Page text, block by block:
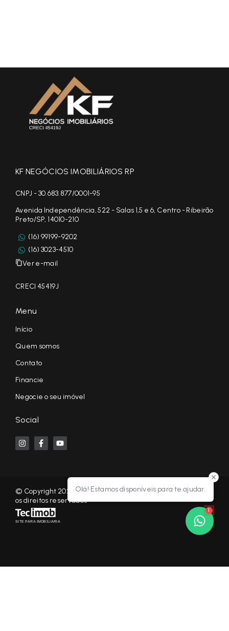
Olá! Estamos disponíveis para te ajudar.
1
KF NEGÓCIOS IMOBILIÁRIOS RP
CNPJ - 30.683.877/0001-95
Avenida Independência, 522 - Salas 1,5 e 6, Centro - Ribeirão
Preto/SP, 14010-210
(16) 99199-9202
(16) 3023-4510
Ver e-mail
CRECI 45419J
Menu
Início
Quem somos
Contato
Financie
Negocie o seu imóvel
Social
© Copyright 2026 - KF NEGÓCIOS IMOBILIÁRIOS RP - Todos
os direitos reservados
SITE PARA IMOBILIARIA